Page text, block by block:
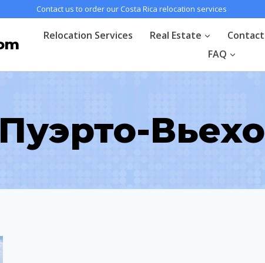
Contact us to order our Costa Rica relocation services
Relocation Services Real Estate Contact
FAQ
Пуэрто-Вьехо